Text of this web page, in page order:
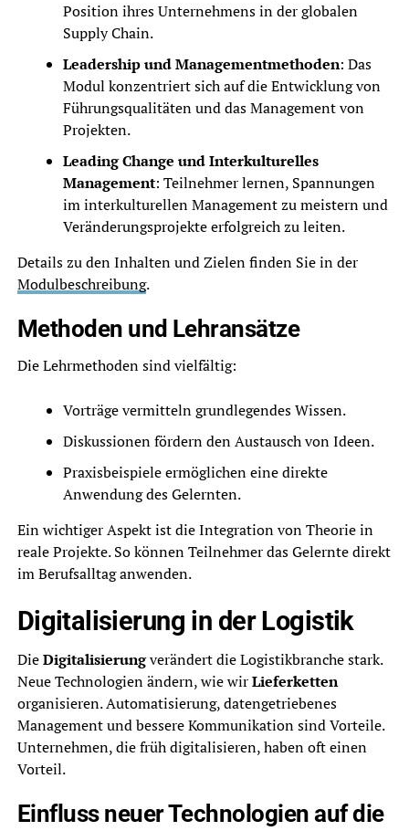
Position ihres Unternehmens in der globalen
Supply Chain.
Leadership und Managementmethoden: Das
Modul konzentriert sich auf die Entwicklung von
Führungsqualitäten und das Management von
Projekten.
Leading Change und Interkulturelles
Management: Teilnehmer lernen, Spannungen
im interkulturellen Management zu meistern und
Veränderungsprojekte erfolgreich zu leiten.
Details zu den Inhalten und Zielen finden Sie in der
Modulbeschreibung.
Methoden und Lehransätze
Die Lehrmethoden sind vielfältig:
Vorträge vermitteln grundlegendes Wissen.
Diskussionen fördern den Austausch von Ideen.
Praxisbeispiele ermöglichen eine direkte
Anwendung des Gelernten.
Ein wichtiger Aspekt ist die Integration von Theorie in
reale Projekte. So können Teilnehmer das Gelernte direkt
im Berufsalltag anwenden.
Digitalisierung in der Logistik
DieDigitalisierungverändert die Logistikbranche stark.
Neue Technologien ändern, wie wirLieferketten
organisieren. Automatisierung, datengetriebenes
Management und bessere Kommunikation sind Vorteile.
Unternehmen, die früh digitalisieren, haben oft einen
Vorteil.
Einfluss neuer Technologien auf die